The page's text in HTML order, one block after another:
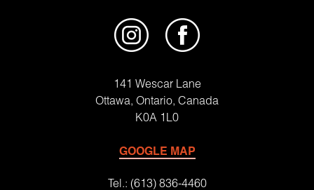
141 Wescar Lane
Ottawa, Ontario, Canada
K0A 1L0
GOOGLE MAP
Tel.: (613) 836-4460